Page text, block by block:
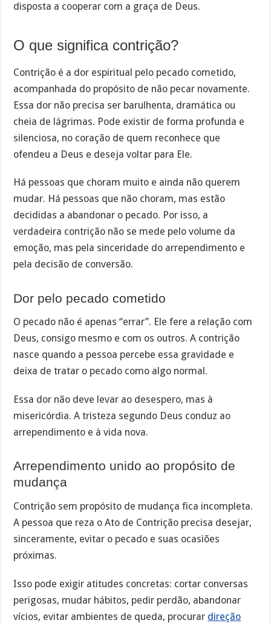
disposta a cooperar com a graça de Deus.
O que significa contrição?
Contrição é a dor espiritual pelo pecado cometido,
acompanhada do propósito de não pecar novamente.
Essa dor não precisa ser barulhenta, dramática ou
cheia de lágrimas. Pode existir de forma profunda e
silenciosa, no coração de quem reconhece que
ofendeu a Deus e deseja voltar para Ele.
Há pessoas que choram muito e ainda não querem
mudar. Há pessoas que não choram, mas estão
decididas a abandonar o pecado. Por isso, a
verdadeira contrição não se mede pelo volume da
emoção, mas pela sinceridade do arrependimento e
pela decisão de conversão.
Dor pelo pecado cometido
O pecado não é apenas “errar”. Ele fere a relação com
Deus, consigo mesmo e com os outros. A contrição
nasce quando a pessoa percebe essa gravidade e
deixa de tratar o pecado como algo normal.
Essa dor não deve levar ao desespero, mas à
misericórdia. A tristeza segundo Deus conduz ao
arrependimento e à vida nova.
Arrependimento unido ao propósito de
mudança
Contrição sem propósito de mudança fica incompleta.
A pessoa que reza o Ato de Contrição precisa desejar,
sinceramente, evitar o pecado e suas ocasiões
próximas.
Isso pode exigir atitudes concretas: cortar conversas
perigosas, mudar hábitos, pedir perdão, abandonar
vícios, evitar ambientes de queda, procurar direção